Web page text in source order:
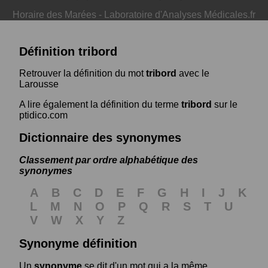
Horaire des Marées - Laboratoire d'Analyses Médicales.fr
Définition tribord
Retrouver la définition du mottribord avec le
Larousse
A lire également la définition du terme tribord sur le
ptidico.com
Dictionnaire des synonymes
Classement par ordre alphabétique des
synonymes
A B C D E F G H I J
K
L
M N O P Q R S T
U
V
W X Y
Z
Synonyme définition
Un synonyme se dit d'un mot qui a la même